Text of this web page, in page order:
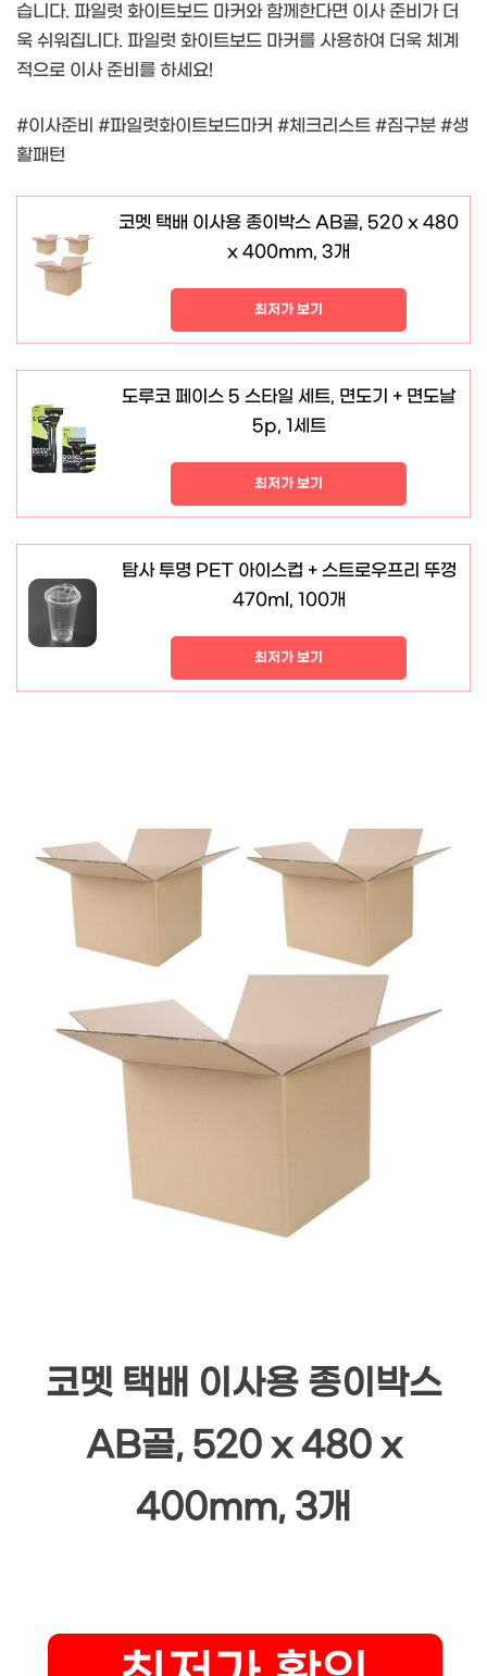
습니다. 파일럿 화이트보드 마커와 함께한다면 이사 준비가 더
욱 쉬워집니다. 파일럿 화이트보드 마커를 사용하여 더욱 체계
적으로 이사 준비를 하세요!
#이사준비 #파일럿화이트보드마커 #체크리스트 #짐구분 #생
활패턴
코멧 택배 이사용 종이박스 AB골, 520 x 480
x 400mm, 3개
최저가 보기
도루코 페이스 5 스타일 세트, 면도기 + 면도날
5p, 1세트
최저가 보기
탐사 투명 PET 아이스컵 + 스트로우프리 뚜껑
470ml, 100개
최저가 보기
코멧 택배 이사용 종이박스
AB골, 520 x 480 x
400mm, 3개